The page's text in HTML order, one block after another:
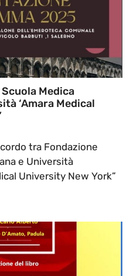
Medica
‘Amara Medical
tra Fondazione
e Università
University New York”